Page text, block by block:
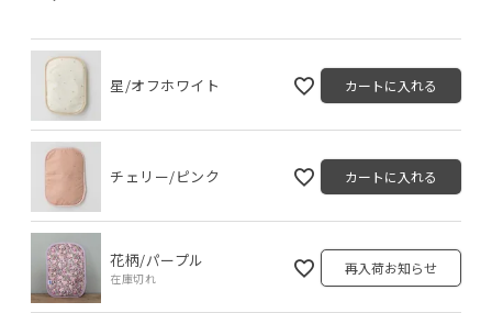
星/オフホワイト カートに入れる
チェリー/ピンク カートに入れる
花柄/パープル
在庫切れ
再入荷お知らせ